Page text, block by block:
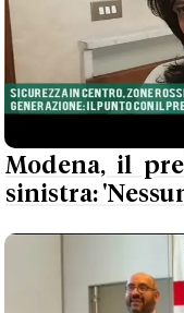
Modena, il
sinistra: